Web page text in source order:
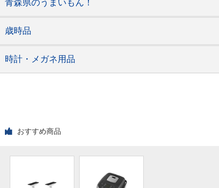
青森県のうまいもん！
歳時品
時計・メガネ用品
おすすめ商品